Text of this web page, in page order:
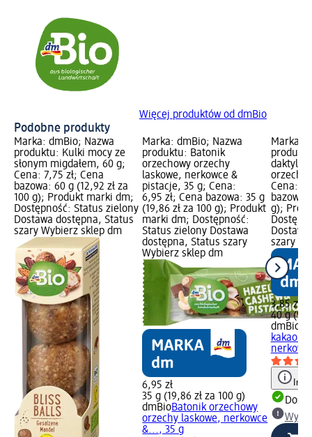
Więcej produktów od dmBio
Podobne produkty
Marka: dmBio; Nazwa
produktu: Kulki mocy ze
słonym migdałem, 60 g;
Cena: 7,75 zł; Cena
bazowa: 60 g (12,92 zł za
100 g); Produkt marki dm;
Dostępność: Status zielony
Dostawa dostępna, Status
szary Wybierz sklep dm
Marka: dmBio; Nazwa
produktu: Batonik
orzechowy orzechy
laskowe, nerkowce &
pistacje, 35 g; Cena:
6,95 zł; Cena bazowa: 35 g
(19,86 zł za 100 g); Produkt
marki dm; Dostępność:
Status zielony Dostawa
dostępna, Status szary
Wybierz sklep dm
6,95 zł
35 g (19,86 zł za 100 g)
dmBioBatonik orzechowy
orzechy laskowe, nerkowce
&..., 35 g
Marka:
Cena:
bazowa:
g);
szary
3,85 zł
40 g
dmBio
kakao i